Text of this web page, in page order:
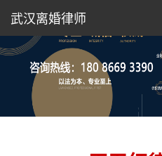
武汉离婚律师